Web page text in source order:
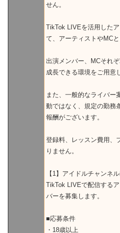
せん。
TikTok LIVEを活用した
て、アーティストやMC
出演メンバー、MCそれ
成長できる環境をご用意
また、一般的なライバー
動ではなく、規定の勤務
報酬がございます。
登録料、レッスン費用、
りません。
【1】アイドルチャンネ
TikTok LIVEで配信する
バーを募集します。
■応募条件
・18歳以上